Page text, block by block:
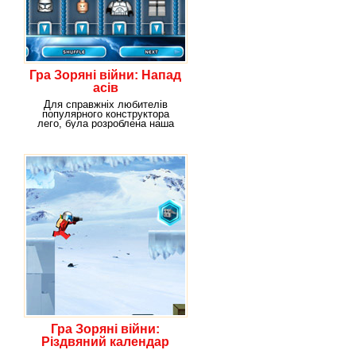
Гра Зоряні війни: Напад
асів
Для справжніх любителів
популярного конструктора
лего, була розроблена наша
Гра Зоряні війни:
Різдвяний календар